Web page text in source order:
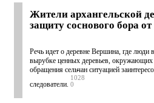
Жители архангельской
защиту соснового бора
Речь идет о деревне Вершина, где люди
вырубке ценных деревьев, окружающих
обращения сельчан ситуацией
следователи.
1028
0